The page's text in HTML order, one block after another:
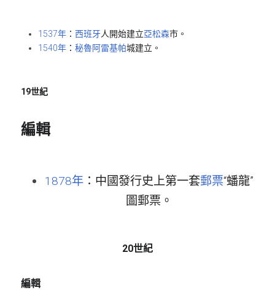
1537年 ： 西班牙人開始建立亞松森市。
1540年 ： 秘魯阿雷基帕城建立。
19世紀
編輯
1878年 ：中國發行史上第一套郵票“蟠龍”
圖郵票。
20世紀
編輯